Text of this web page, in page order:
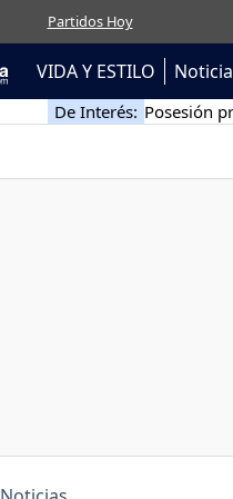
Partidos Hoy
VIDA Y ESTILO
De Interés: Posesión